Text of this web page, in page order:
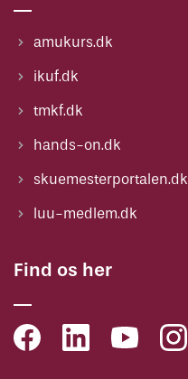
amukurs.dk
ikuf.dk
tmkf.dk
hands-on.dk
skuemesterportalen.dk
luu-medlem.dk
Find os her